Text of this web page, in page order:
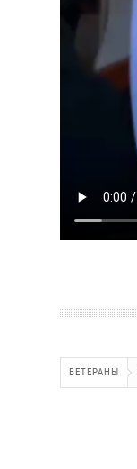
ВЕТЕРАНЫ